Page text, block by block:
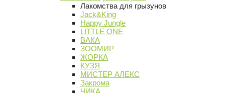
Лакомства для грызунов
Jack&King
Happy Jungle
LITTLE ONE
ВАКА
ЗООМИР
ЖОРКА
КУЗЯ
МИСТЕР АЛЕКС
Закрома
ЧИКА